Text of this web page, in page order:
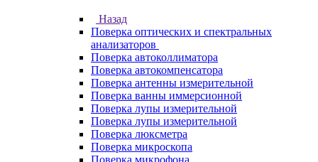
Назад
Поверка оптических и спектральных
анализаторов
Поверка автоколлиматора
Поверка автокомпенсатора
Поверка антенны измерительной
Поверка ванны иммерсионной
Поверка лупы измерительной
Поверка лупы измерительной
Поверка люксметра
Поверка микроскопа
Поверка микрофона